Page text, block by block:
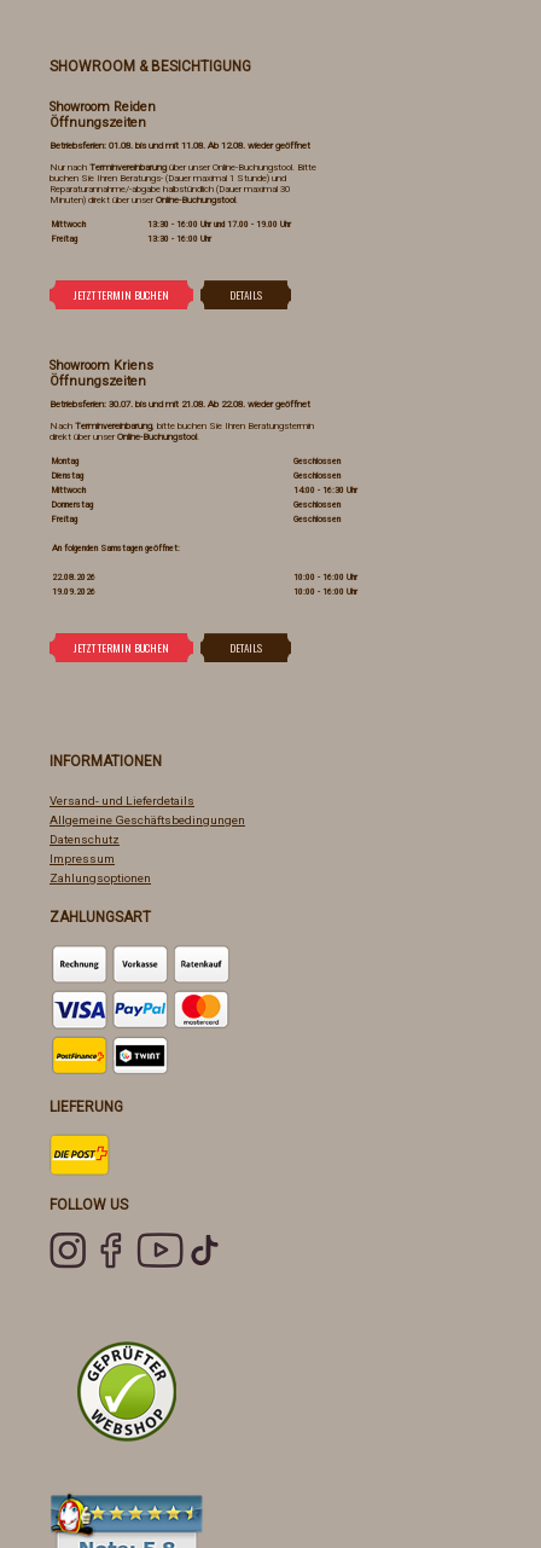
SHOWROOM & BESICHTIGUNG
Showroom Reiden
Öffnungszeiten
Betriebsferien: 01.08. bis und mit 11.08. Ab 12.08. wieder geöffnet
Nur nach Terminvereinbarungüber unser Online-Buchungstool. Bitte
buchen Sie Ihren Beratungs- (Dauer maximal 1 Stunde) und
Reparaturannahme/-abgabe halbstündlich (Dauer maximal 30
Minuten) direkt über unser Online-Buchungstool.
Mittwoch
13:30 - 16:00 Uhr und 17.00 - 19.00 Uhr
Freitag
13:30 - 16:00 Uhr
Showroom Kriens
Öffnungszeiten
Betriebsferien: 30.07. bis und mit 21.08. Ab 22.08. wieder geöffnet
Nach Terminvereinbarung, bitte buchen Sie Ihren Beratungstermin
direkt über unser Online-Buchungstool.
Montag
Geschlossen
Dienstag
Geschlossen
Mittwoch
14:00 - 16:30 Uhr
Donnerstag
Geschlossen
Freitag
Geschlossen
An folgenden Samstagen geöffnet:
22.08.2026
10:00 - 16:00 Uhr
19.09.2026
10:00 - 16:00 Uhr
INFORMATIONEN
Versand- und Lieferdetails
Allgemeine Geschäftsbedingungen
Datenschutz
Impressum
Zahlungsoptionen
ZAHLUNGSART
LIEFERUNG
FOLLOW US